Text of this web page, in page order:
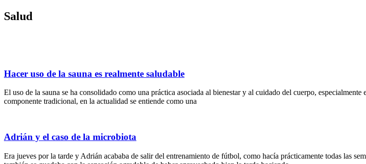
Salud
Hacer uso de la sauna es realmente saludable
El uso de la sauna se ha consolidado como una práctica asociada al bienestar y al cuidado del cuerpo,
componente tradicional, en la actualidad se entiende como una
Adrián y el caso de la microbiota
Era jueves por la tarde y Adrián acababa de salir del entrenamiento de fútbol, como hacía prácticamente todas las